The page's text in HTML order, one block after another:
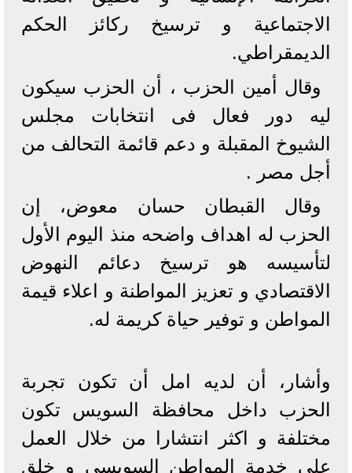
الاجتماعية و ترسيخ ركائز الحكم
الديمقراطي.
وقال أمين الحزب ، أن الحزب سيكون
ليه دور فعال فى انتخابات مجلس
الشيوخ المقبلة و دعم قائمة التحالف من
أجل مصر .
وقال القبطان حسان معوض، إن
الحزب له اهداف واضحه منذ اليوم الأول
لتأسيسه هو ترسيخ دعائم النهوض
الاقتصادي و تعزيز المواطنة و اعلاء قيمة
المواطن و توفير حياة كريمة له.
وأشار، أن لديه امل أن تكون تجربة
الحزب داخل محافظة السويس تكون
مختلفة و اكثر انتشارا من خلال العمل
على خدمة المواطن السويسى و خلق